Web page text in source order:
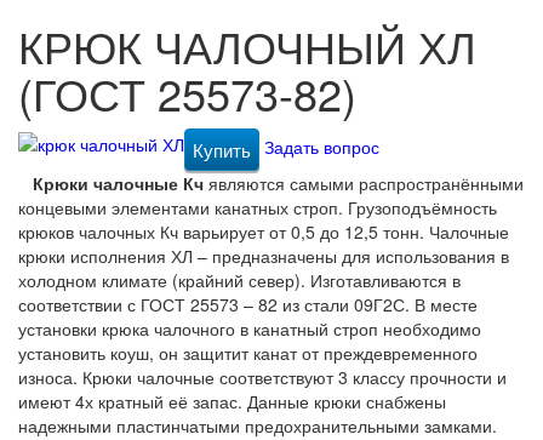
КРЮК ЧАЛОЧНЫЙ ХЛ
(ГОСТ 25573-82)
Купить Задать вопрос
Крюки чалочные Кч являются самыми распространёнными
концевыми элементами канатных строп. Грузоподъёмность
крюков чалочных Кч варьирует от 0,5 до 12,5 тонн. Чалочные
крюки исполнения ХЛ – предназначены для использования в
холодном климате (крайний север). Изготавливаются в
соответствии с ГОСТ 25573 – 82 из стали 09Г2С. В месте
установки крюка чалочного в канатный строп необходимо
установить коуш, он защитит канат от преждевременного
износа. Крюки чалочные соответствуют 3 классу прочности и
имеют 4х кратный её запас. Данные крюки снабжены
надежными пластинчатыми предохранительными замками.